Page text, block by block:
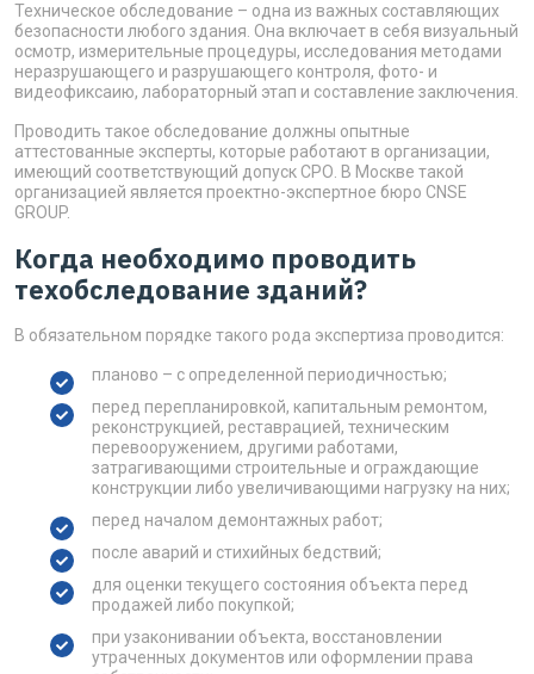
Техническое обследование – одна из важных составляющих
безопасности любого здания. Она включает в себя визуальный
осмотр, измерительные процедуры, исследования методами
неразрушающего и разрушающего контроля, фото- и
видеофиксаию, лабораторный этап и составление заключения.
Проводить такое обследование должны опытные
аттестованные эксперты, которые работают в организации,
имеющий соответствующий допуск СРО. В Москве такой
организацией является проектно-экспертное бюро CNSE
GROUP.
Когда необходимо проводить
техобследование зданий?
В обязательном порядке такого рода экспертиза проводится:
планово – с определенной периодичностью;
перед перепланировкой, капитальным ремонтом,
реконструкцией, реставрацией, техническим
перевооружением, другими работами,
затрагивающими строительные и ограждающие
конструкции либо увеличивающими нагрузку на них;
перед началом демонтажных работ;
после аварий и стихийных бедствий;
для оценки текущего состояния объекта перед
продажей либо покупкой;
при узаконивании объекта, восстановлении
утраченных документов или оформлении права